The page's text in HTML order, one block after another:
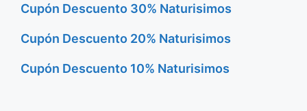
Cupón Descuento 30% Naturisimos
Cupón Descuento 20% Naturisimos
Cupón Descuento 10% Naturisimos